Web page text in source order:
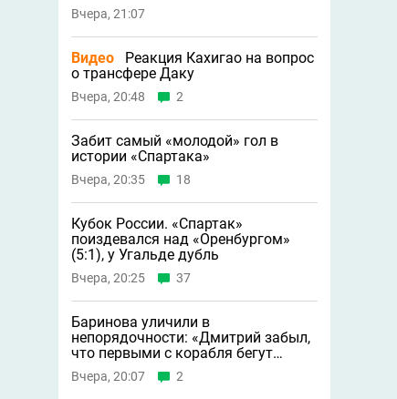
Вчера, 21:07
Видео
Реакция Кахигао на вопрос
о трансфере Даку
Вчера, 20:48 2
Забит самый «молодой» гол в
истории «Спартака»
Вчера, 20:35 18
Кубок России. «Спартак»
поиздевался над «Оренбургом»
(5:1), у Угальде дубль
Вчера, 20:25 37
Баринова уличили в
непорядочности: «Дмитрий забыл,
что первыми с корабля бегут
крысы»
Вчера, 20:07 2